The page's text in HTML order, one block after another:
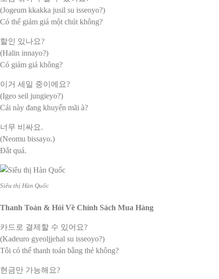
(Jogeum kkakka jusil su isseoyo?)
Có thể giảm giá một chút không?
할인 있나요?
(Halin innayo?)
Có giảm giá không?
이거 세일 중이에요?
(Igeo seil jungieyo?)
Cái này đang khuyến mãi à?
너무 비싸요.
(Neomu bissayo.)
Đắt quá.
Siêu thị Hàn Quốc
Thanh Toán & Hỏi Về Chính Sách Mua Hàng
카드로 결제할 수 있어요?
(Kadeuro gyeoljjehal su isseoyo?)
Tôi có thể thanh toán bằng thẻ không?
현금만 가능해요?